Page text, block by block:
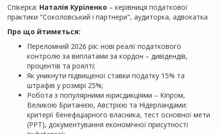
Спікерка: Наталія Куріленко – керівниця податкової
практики "Соколовський і партнери", аудиторка, адвокатка
Про що йтиметься:
Переломний 2026 рік: нові реалії податкового
контролю за виплатами за кордон – дивідендів,
процентів та роялті;
Як уникнути підвищеної ставки податку 15% та
штрафів у розмірі 25%;
Робота з популярними юрисдикціями – Кіпром,
Великою Британією, Австрією та Нідерландами:
критерії бенефіціарного власника, тест основної мети
(PPT), документування економічної присутності